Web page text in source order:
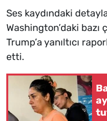
Ses kaydındaki
Washington’daki bazı
Trump’a yanıltıcı
etti.